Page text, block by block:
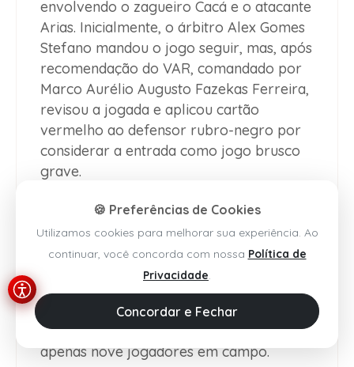
envolvendo o zagueiro Cacá e o atacante
Arias. Inicialmente, o árbitro Alex Gomes
Stefano mandou o jogo seguir, mas, após
recomendação do VAR, comandado por
Marco Aurélio Augusto Fazekas Ferreira,
revisou a jogada e aplicou cartão
vermelho ao defensor rubro-negro por
considerar a entrada como jogo brusco
grave.
Logo em seguida, durante a reclamação
dos atletas do Vitória, o zagueiro Luan
Cândido fez um gesto interpretado pela
arbitragem como ofensivo, simulando um
sinal de roubo. Após nova análise do VAR,
o árbitro apresentou mais um cartão
vermelho, deixando a equipe baiana com
apenas nove jogadores em campo.
🍪 Preferências de Cookies
Utilizamos cookies para melhorar sua experiência. Ao
continuar, você concorda com nossa Política de
Privacidade.
Concordar e Fechar